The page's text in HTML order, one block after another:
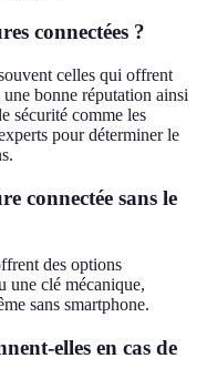
connectées ?
celles qui offrent
bonne réputation ainsi
sécurité comme les
pour déterminer le
connectée sans le
des options
une clé mécanique,
sans smartphone.
elles en cas de